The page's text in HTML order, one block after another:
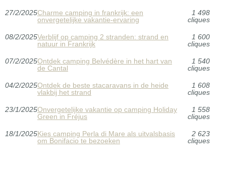
27/2/2025Charme camping in frankrijk: een
onvergetelijke vakantie-ervaring
1 498
cliques
08/2/2025Verblijf op camping 2 stranden: strand en
natuur in Frankrijk
1 600
cliques
07/2/2025Ontdek camping Belvédère in het hart van
de Cantal
1 540
cliques
04/2/2025Ontdek de beste stacaravans in de heide
vlakbij het strand
1 608
cliques
23/1/2025Onvergetelijke vakantie op camping Holiday
Green in Fréjus
1 558
cliques
18/1/2025Kies camping Perla di Mare als uitvalsbasis
om Bonifacio te bezoeken
2 623
cliques